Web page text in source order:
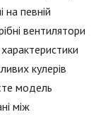
певній
вентилятори
кулерів
модель
між